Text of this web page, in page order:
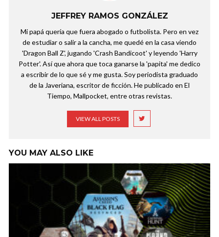
JEFFREY RAMOS GONZÁLEZ
Mi papá quería que fuera abogado o futbolista. Pero en vez
de estudiar o salir a la cancha, me quedé en la casa viendo
'Dragon Ball Z', jugando 'Crash Bandicoot' y leyendo 'Harry
Potter'. Así que ahora que toca ganarse la 'papita' me dedico
a escribir de lo que sé y me gusta. Soy periodista graduado
de la Javeriana, escritor de ficción. He publicado en El
Tiempo, Mallpocket, entre otras revistas.
VIEW ALL POSTS
YOU MAY ALSO LIKE